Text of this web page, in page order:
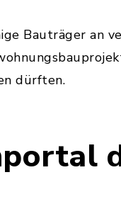
Bauträger an
dürften.